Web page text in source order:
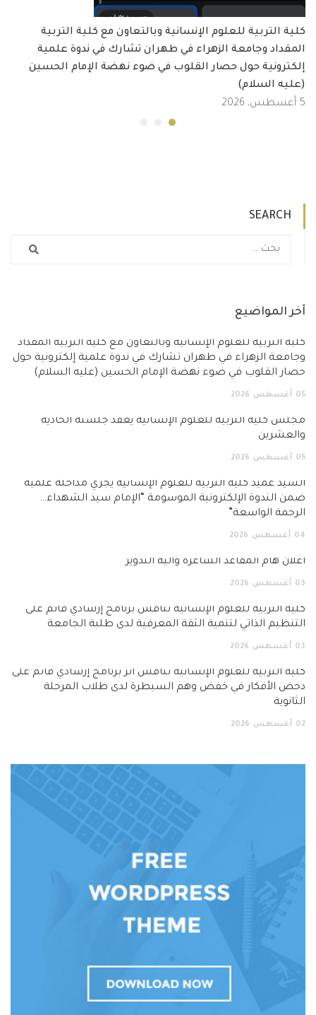
كلية التربية للعلوم الإنسانية وبالتعاون مع كلية التربية
المقداد وجامعة الزهراء في طهران تشارك في ندوة علمية
إلكترونية حول حصار القلوب في ضوء نهضة الإمام الحسين
(عليه السلام)
5 أغسطس, 2026
SEARCH
آخر المواضيع
كلية التربية للعلوم الإنسانية وبالتعاون مع كلية التربية المقداد
وجامعة الزهراء في طهران تشارك في ندوة علمية إلكترونية حول
حصار القلوب في ضوء نهضة الإمام الحسين (عليه السلام)
05 أغسطس 2026
مجلس كلية التربية للعلوم الإنسانية يعقد جلسته الحادية
والعشرين
05 أغسطس 2026
السيد عميد كلية التربية للعلوم الإنسانية يجري مداخلة علمية
ضمن الندوة الإلكترونية الموسومة “الإمام سيد الشهداء…
الرحمة الواسعة”
04 أغسطس 2026
اعلان هام المقاعد الشاغرة وآلية التدوير
03 أغسطس 2026
كلية التربية للعلوم الإنسانية تناقش برنامج إرشادي قائم على
التنظيم الذاتي لتنمية الثقة المعرفية لدى طلبة الجامعة
03 أغسطس 2026
كلية التربية للعلوم الإنسانية تناقش أثر برنامج إرشادي قائم على
دحض الأفكار في خفض وهم السيطرة لدى طلاب المرحلة
الثانوية
02 أغسطس 2026